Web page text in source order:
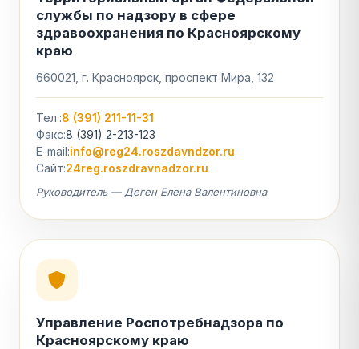
службы по надзору в сфере
здравоохранения по Красноярскому
краю
660021, г. Красноярск, проспект Мира, 132
Тел.:8 (391) 211-11-31
Факс:8 (391) 2-213-123
E-mail:info@reg24.roszdavndzor.ru
Сайт:24reg.roszdravnadzor.ru
Руководитель — Деген Елена Валентиновна
Управление Роспотребнадзора по
Красноярскому краю